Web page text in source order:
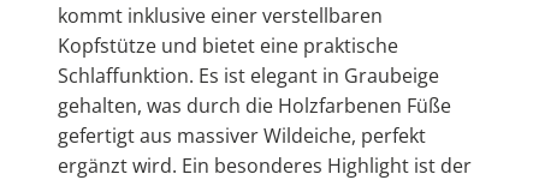
kommt inklusive einer verstellbaren
Kopfstütze und bietet eine praktische
Schlaffunktion. Es ist elegant in Graubeige
gehalten, was durch die Holzfarbenen Füße
gefertigt aus massiver Wildeiche, perfekt
ergänzt wird. Ein besonderes Highlight ist der